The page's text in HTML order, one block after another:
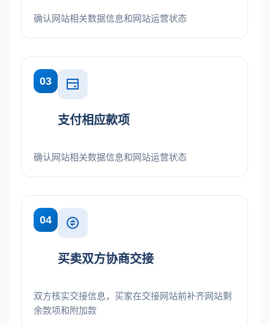
确认网站相关数据信息和网站运营状态
03
支付相应款项
确认网站相关数据信息和网站运营状态
04
买卖双方协商交接
双方核实交接信息，买家在交接网站前补齐网站剩
余款项和附加款